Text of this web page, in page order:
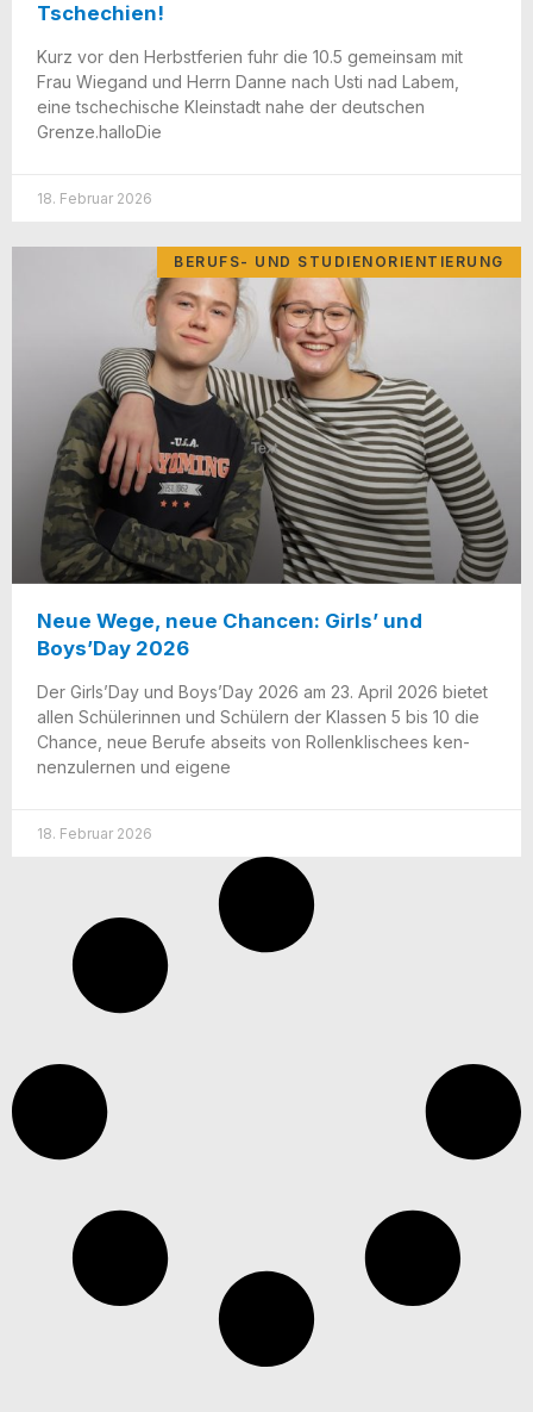
Tschechien!
Kurz vor den Herbst­fe­ri­en fuhr die 10.5 gemein­sam mit
Frau Wie­gand und Herrn Dan­ne nach Usti nad Labem,
eine tsche­chi­sche Klein­stadt nahe der deut­schen
Grenze.halloDie
18. Februar 2026
BERUFS- UND STUDIENORIENTIERUNG
Neue Wege, neue Chancen: Girls’ und
Boys’Day 2026
Der Girls’Day und Boys’Day 2026 am 23. April 2026 bie­tet
allen Schü­le­rin­nen und Schü­lern der Klas­sen 5 bis 10 die
Chan­ce, neue Beru­fe abseits von Rol­len­kli­schees ken­
nen­zu­ler­nen und eigene
18. Februar 2026